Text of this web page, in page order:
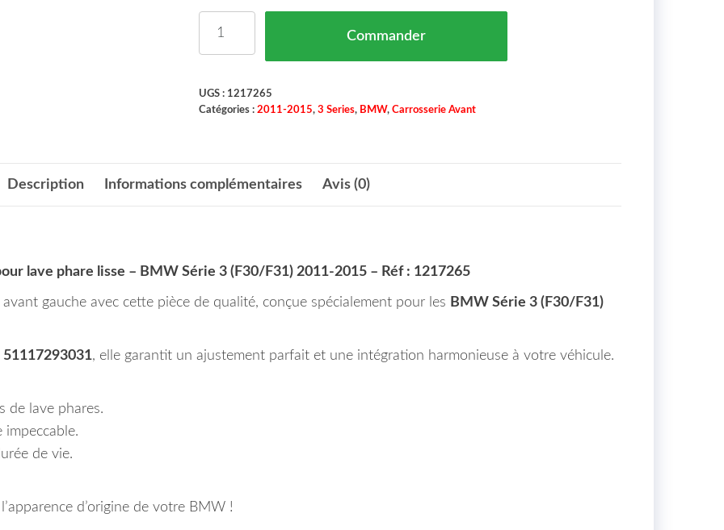
Commander
UGS : 1217265
Catégories : 2011-2015, 3 Series, BMW, Carrosserie Avant
Description Informations complémentaires Avis (0)
lave phare lisse – BMW Série 3 (F30/F31) 2011-2015 – Réf : 1217265
gauche avec cette pièce de qualité, conçue spécialement pour les BMW Série 3 (F30/F31)
51117293031, elle garantit un ajustement parfait et une intégration harmonieuse à votre véhicule.
de lave phares.
de vie.
d’origine de votre BMW !